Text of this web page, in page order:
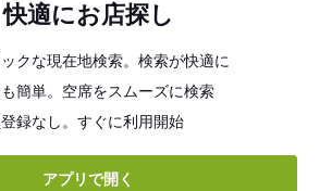
快適にお店探し
クな現在地検索。検索が快適に
簡単。空席をスムーズに検索
録なし。すぐに利用開始
アプリで開く